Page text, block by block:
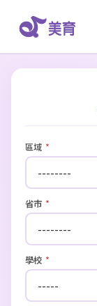
區域 *
省市 *
學校 *